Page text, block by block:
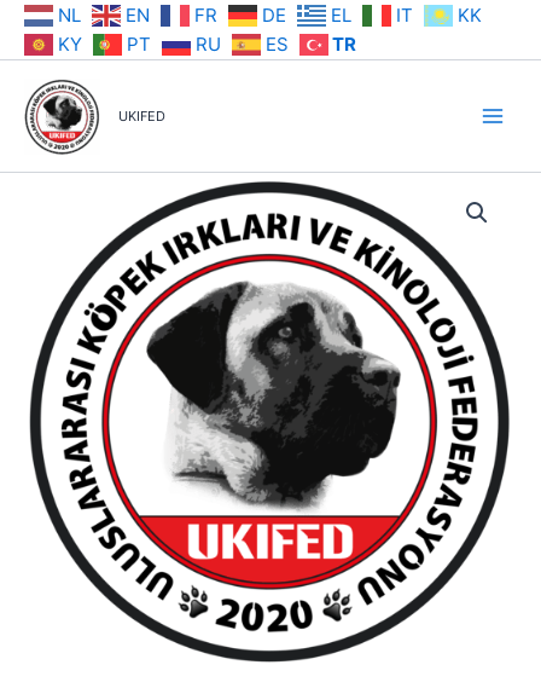
İçeriğe NL EN FR DE EL IT
KK
KY
PT RU ES TR
UKIFED